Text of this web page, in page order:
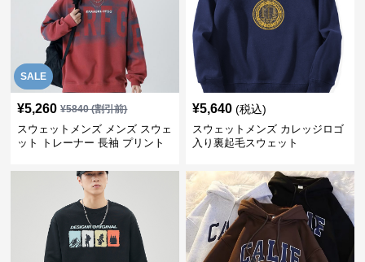
SALE
¥5,260 ¥5840(割引前)
スウェットメンズ メンズ スウェ
ット トレーナー 長袖 プリント
¥5,640 (税込)
スウェットメンズ カレッジロゴ
入り裏起毛スウェット